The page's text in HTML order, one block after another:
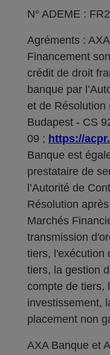
N° ADEME :
Agréments :
Financement
crédit de droit
banque par
et de Résolution
Budapest - CS
09 ; https://
Banque est
prestataire de
l’Autorité de
Résolution
Marchés
transmission
tiers, l'exécution
tiers, la gestion
compte de tiers,
investissement,
placement non
AXA Banque et